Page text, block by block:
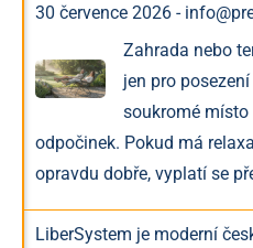
30 července 2026 -
Zahrada nebo
jen pro
soukromé
odpočinek. Pokud má
opravdu dobře, vyplatí se
LiberSystem je moderní